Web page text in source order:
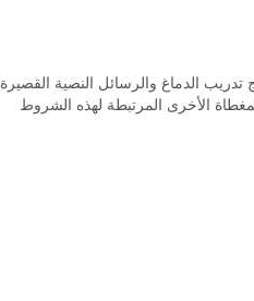
تدريب الدماغ والرسائل النصية القصيرة
الأخرى المرتبطة لهذه الشروط